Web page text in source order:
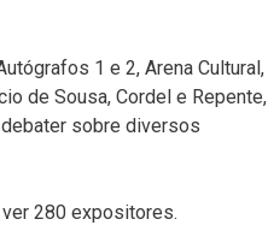
1 e 2, Arena Cultural,
de Sousa, Cordel e Repente,
sobre diversos
280 expositores.